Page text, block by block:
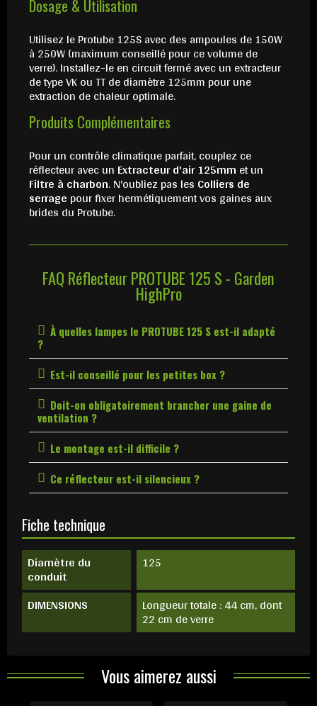
Dosage & Utilisation
Utilisez le Protube 125S avec des ampoules de 150W
à 250W (maximum conseillé pour ce volume de
verre). Installez-le en circuit fermé avec un extracteur
de type VK ou TT de diamètre 125mm pour une
extraction de chaleur optimale.
Produits Complémentaires
Pour un contrôle climatique parfait, couplez ce
réflecteur avec un Extracteur d'air 125mm et un
Filtre à charbon. N'oubliez pas les Colliers de
serrage pour fixer hermétiquement vos gaines aux
brides du Protube.
FAQ Réflecteur PROTUBE 125 S - Garden
HighPro
À quelles lampes le PROTUBE 125 S est-il adapté
?
Est-il conseillé pour les petites box ?
Doit-on obligatoirement brancher une gaine de
ventilation ?
Le montage est-il difficile ?
Ce réflecteur est-il silencieux ?
Fiche technique
Diamètre du
conduit
125
DIMENSIONS Longueur totale : 44 cm, dont
22 cm de verre
Vous aimerez aussi